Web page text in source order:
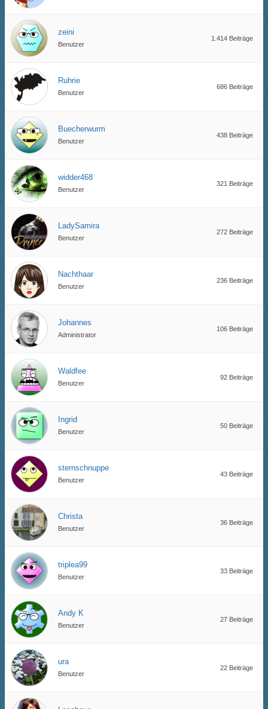
zeini
Benutzer
1.414 Beiträge
Ruhrie
Benutzer
686 Beiträge
Buecherwurm
Benutzer
438 Beiträge
widder468
Benutzer
321 Beiträge
LadySamira
Benutzer
272 Beiträge
Nachthaar
Benutzer
236 Beiträge
Johannes
Administrator
106 Beiträge
Waldfee
Benutzer
92 Beiträge
Ingrid
Benutzer
50 Beiträge
sternschnuppe
Benutzer
43 Beiträge
Christa
Benutzer
36 Beiträge
triplea99
Benutzer
33 Beiträge
Andy K
Benutzer
27 Beiträge
ura
Benutzer
22 Beiträge